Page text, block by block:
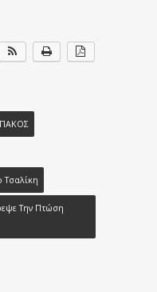
Τσαλίκη
Την Πτώση